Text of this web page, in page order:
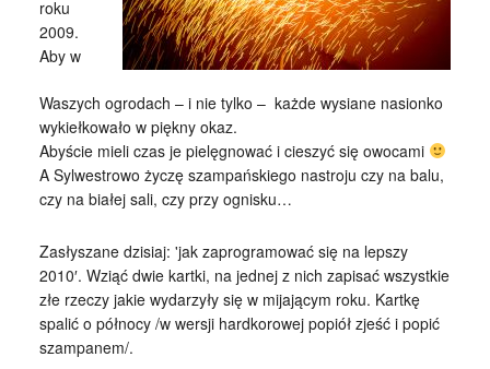
roku
2009.
Aby w
Waszych ogrodach – i nie tylko – każde wysiane nasionko
wykiełkowało w piękny okaz.
Abyście mieli czas je pielęgnować i cieszyć się owocami
A Sylwestrowo życzę szampańskiego nastroju czy na balu,
czy na białej sali, czy przy ognisku…
Zasłyszane dzisiaj: 'jak zaprogramować się na lepszy
2010′. Wziąć dwie kartki, na jednej z nich zapisać wszystkie
złe rzeczy jakie wydarzyły się w mijającym roku. Kartkę
spalić o północy /w wersji hardkorowej popiół zjeść i popić
szampanem/.